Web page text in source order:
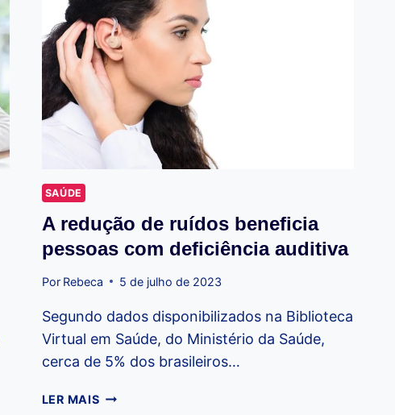
SAÚDE
A redução de ruídos beneficia
pessoas com deficiência auditiva
Por Rebeca 5 de julho de 2023
Segundo dados disponibilizados na Biblioteca
Virtual em Saúde, do Ministério da Saúde,
cerca de 5% dos brasileiros…
LER MAISA